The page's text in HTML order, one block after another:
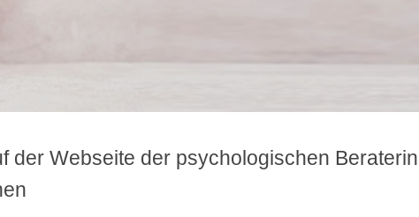
der Webseite der psychologischen Beraterin